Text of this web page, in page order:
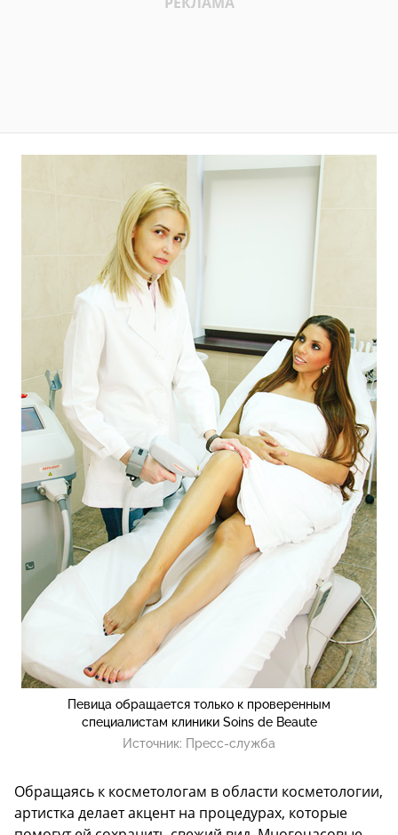
Певица обращается только к проверенным
специалистам клиники Soins de Beaute
Источник: Пресс-служба
Обращаясь к косметологам в области косметологии,
артистка делает акцент на процедурах, которые